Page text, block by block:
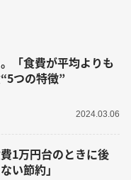
「食費が平均よりも
つの特徴”
2024.03.06
1万円台のときに後
い節約」